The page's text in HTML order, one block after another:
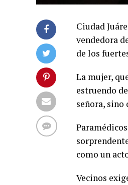
Ciudad
vendedora
de los
La mujer,
estruendo
señora, sino
como un
Vecinos